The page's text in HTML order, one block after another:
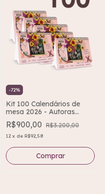
-72%
Kit 100 Calendários de
mesa 2026 - Autoras
Brasileiras
R$900,00 R$3.200,00
12 x de R$92,58